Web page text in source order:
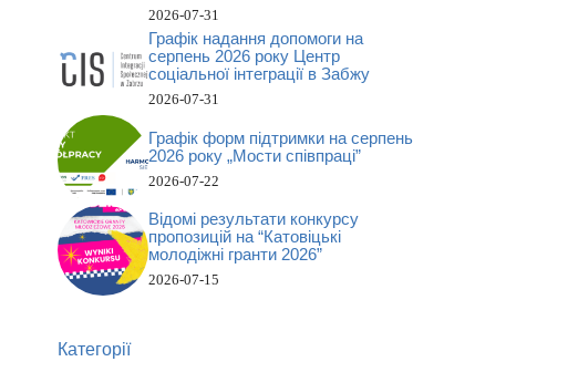
2026-07-31
Графік надання допомоги на
серпень 2026 року Центр
соціальної інтеграції в Забжу
2026-07-31
Графік форм підтримки на серпень
2026 року „Мости співпраці”
2026-07-22
Відомі результати конкурсу
пропозицій на “Катовіцькі
молодіжні гранти 2026”
2026-07-15
Категорії